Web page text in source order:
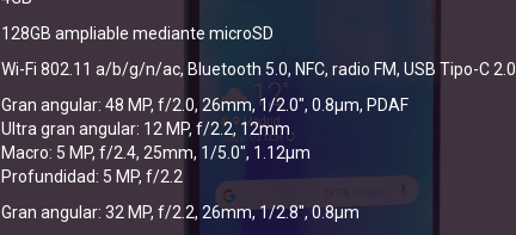
128GB ampliable mediante microSD
Wi-Fi 802.11 a/b/g/n/ac, Bluetooth 5.0, NFC, radio FM, USB Tipo-C 2.0
Gran angular: 48 MP, f/2.0, 26mm, 1/2.0", 0.8µm, PDAF
Ultra gran angular: 12 MP, f/2.2, 12mm
Macro: 5 MP, f/2.4, 25mm, 1/5.0", 1.12µm
Profundidad: 5 MP, f/2.2
Gran angular: 32 MP, f/2.2, 26mm, 1/2.8", 0.8µm